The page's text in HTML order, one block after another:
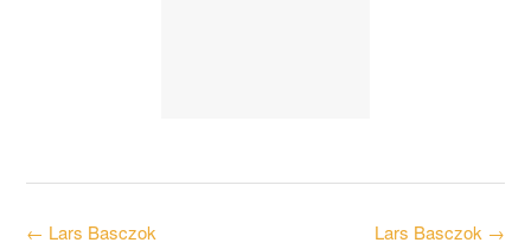
Post Lars Basczok →
← Lars Basczok